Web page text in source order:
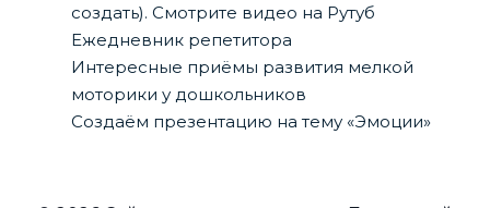
создать). Смотрите видео на Рутуб
Ежедневник репетитора
Интересные приёмы развития мелкой
моторики у дошкольников
Создаём презентацию на тему «Эмоции»